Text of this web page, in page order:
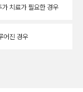
치료가 필요한 경우
어진 경우